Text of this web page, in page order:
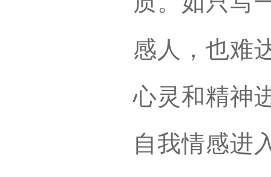
感人，也难
心灵和精神
自我情感进